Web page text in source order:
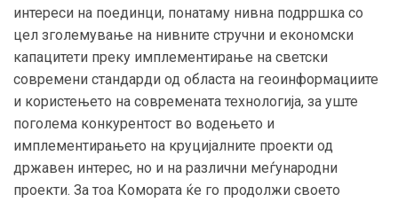
интереси на поединци, понатаму нивна подрршка со
цел зголемување на нивните стручни и економски
капацитети преку имплементирање на светски
современи стандарди од областа на геоинформациите
и користењето на современата технологија, за уште
поголема конкурентост во водењето и
имплементирањето на круцијалните проекти од
државен интерес, но и на различни меѓународни
проекти. За тоа Комората ќе го продолжи своето